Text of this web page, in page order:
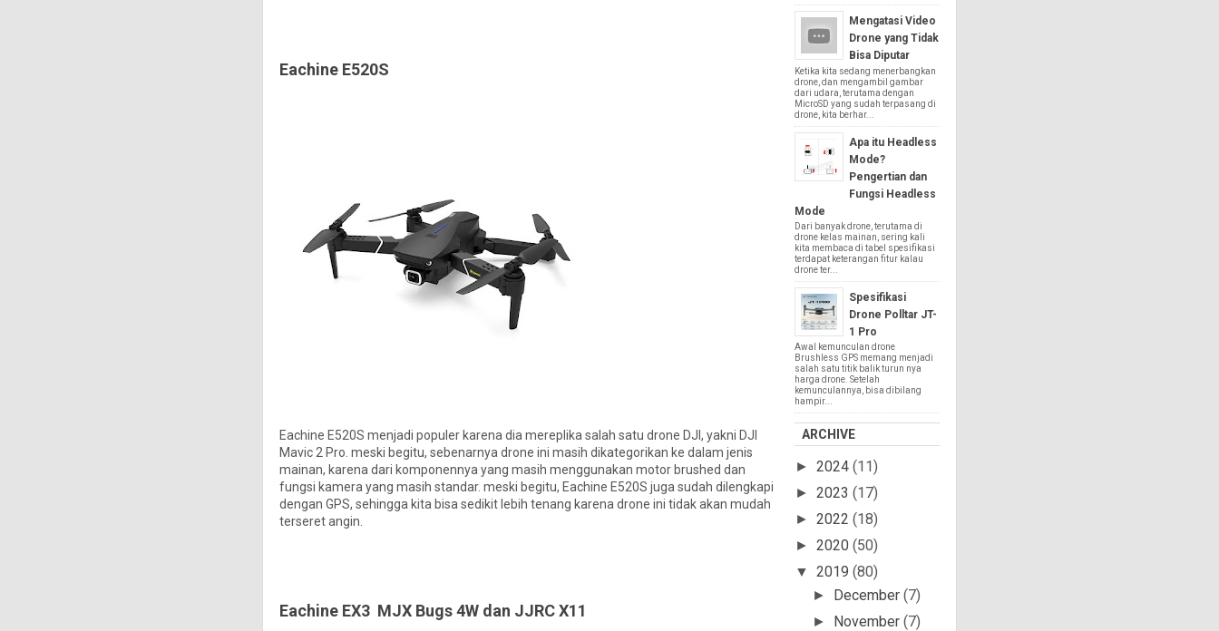
Eachine E520S
Eachine E520S menjadi populer karena dia mereplika salah satu drone DJI, yakni DJI
Mavic 2 Pro. meski begitu, sebenarnya drone ini masih dikategorikan ke dalam jenis
mainan, karena dari komponennya yang masih menggunakan motor brushed dan
fungsi kamera yang masih standar. meski begitu, Eachine E520S juga sudah dilengkapi
dengan GPS, sehingga kita bisa sedikit lebih tenang karena drone ini tidak akan mudah
terseret angin.
Eachine EX3 MJX Bugs 4W dan JJRC X11
Mengatasi Video
Drone yang Tidak
Bisa Diputar
Ketika kita sedang menerbangkan
drone, dan mengambil gambar
dari udara, terutama dengan
MicroSD yang sudah terpasang di
drone, kita berhar...
Apa itu Headless
Mode?
Pengertian dan
Fungsi Headless
Mode
Dari banyak drone, terutama di
drone kelas mainan, sering kali
kita membaca di tabel spesifikasi
terdapat keterangan fitur kalau
drone ter...
Spesifikasi
Drone Polltar JT-
1 Pro
Awal kemunculan drone
Brushless GPS memang menjadi
salah satu titik balik turun nya
harga drone. Setelah
kemunculannya, bisa dibilang
hampir...
ARCHIVE
► 2024 (11)
► 2023 (17)
► 2022 (18)
► 2020 (50)
▼ 2019 (80)
► December(7)
► November(7)